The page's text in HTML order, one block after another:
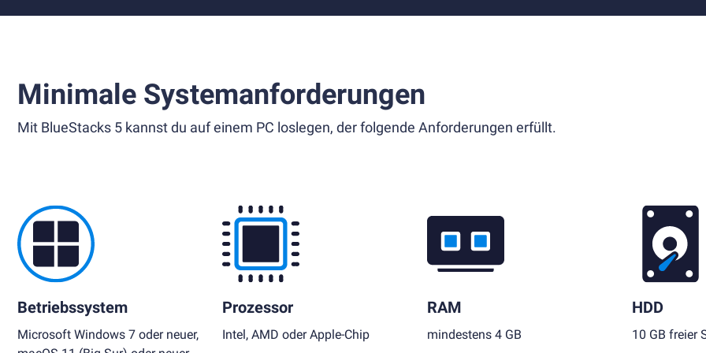
Minimale Systemanforderungen
Mit BlueStacks 5 kannst du auf einem PC loslegen, der folgende Anforderungen erfüllt.
Betriebssystem
Microsoft Windows 7 oder neuer,
Prozessor
Intel, AMD oder Apple-Chip
RAM
mindestens 4 GB
HDD
10 GB freier